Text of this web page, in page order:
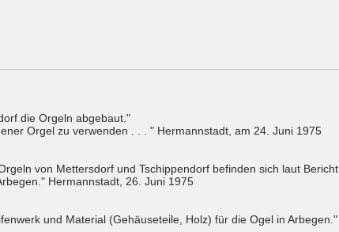
die Orgeln abgebaut."
Orgel zu verwenden . . . " Hermannstadt, am 24. Juni 1975
von Mettersdorf und Tschippendorf befinden sich laut Bericht
Hermannstadt, 26. Juni 1975
und Material (Gehäuseteile, Holz) für die Ogel in Arbegen."